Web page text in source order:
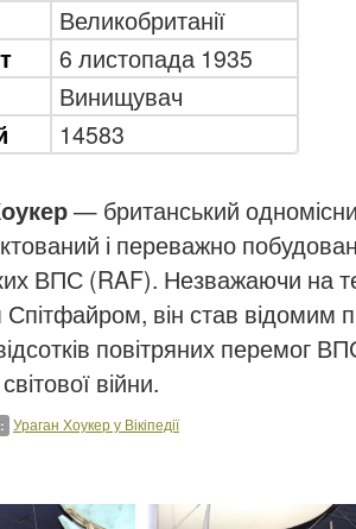
Великобританії
6 листопада 1935
Винищувач
14583
— британський
і переважно
ВПС (RAF). Незважаючи на
він став відомим
повітряних перемог
війни.
Ураган Хоукер у Вікіпедії